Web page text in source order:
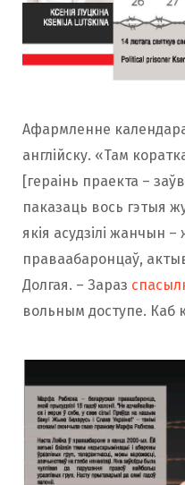
Афармленне календара
англійску. «Там
[гераінь праекта –
паказаць вось гэтыя
якія асудзілі жанчын –
праваабаронцаў,
Долгая. – Зараз
вольным доступе. Каб